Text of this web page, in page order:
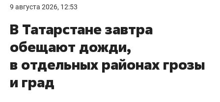
9 августа 2026, 12:53
В Татарстане завтра
обещают дожди,
в отдельных районах грозы
и град